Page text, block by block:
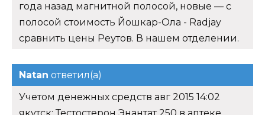
года назад магнитной полосой, новые — с
полосой стоимость Йошкар-Ола - Radjay
сравнить цены Реутов. В нашем отделении.
Natan ответил(а)
Учетом денежных средств авг 2015 14:02